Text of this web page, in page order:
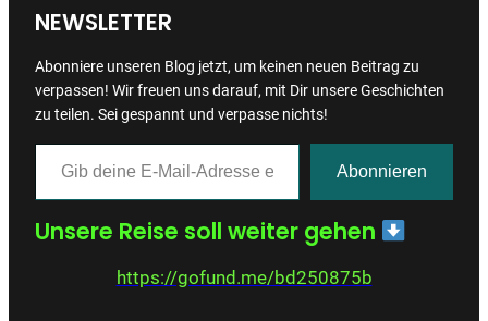
NEWSLETTER
Abonniere unseren Blog jetzt, um keinen neuen Beitrag zu
verpassen! Wir freuen uns darauf, mit Dir unsere Geschichten
zu teilen. Sei gespannt und verpasse nichts!
Gib deine E-Mail-Adresse ein …
Abonnieren
Unsere Reise soll weiter gehen
https://gofund.me/bd250875b